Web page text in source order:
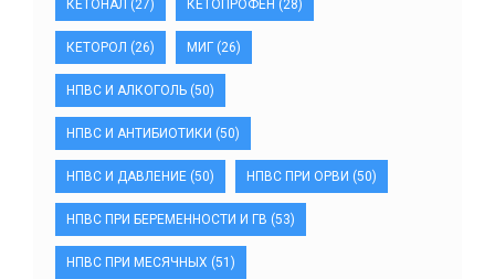
КЕТОНАЛ (27) КЕТОПРОФЕН (28)
КЕТОРОЛ (26) МИГ (26)
НПВС И АЛКОГОЛЬ (50)
НПВС И АНТИБИОТИКИ (50)
НПВС И ДАВЛЕНИЕ (50) НПВС ПРИ ОРВИ (50)
НПВС ПРИ БЕРЕМЕННОСТИ И ГВ (53)
НПВС ПРИ МЕСЯЧНЫХ (51)